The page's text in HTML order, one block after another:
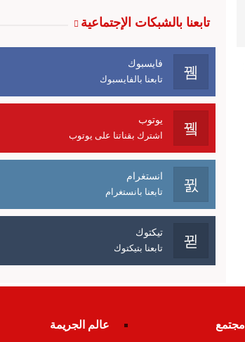
تابعنا بالشبكات الإجتماعية
فايسبوك
تابعنا بالفايسبوك
يوتوب
اشترك بقناتنا على يوتوب
انستغرام
تابعنا بانستغرام
تيكتوك
تابعنا بتيكتوك
مجتمع
عالم الجريمة